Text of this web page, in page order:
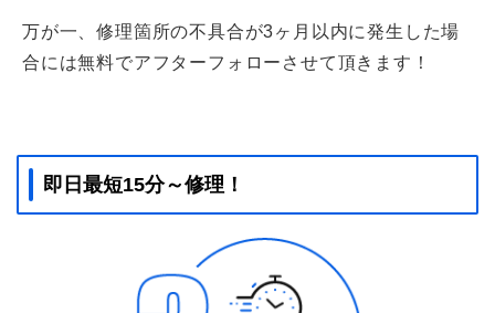
万が一、修理箇所の不具合が3ヶ月以内に発生した場
合には無料でアフターフォローさせて頂きます！
即日最短15分～修理！